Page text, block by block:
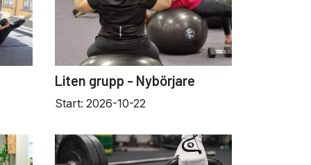
Liten grupp - Nybörjare
Start: 2026-10-22